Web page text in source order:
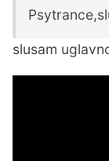
slusam